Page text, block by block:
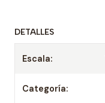
DETALLES
Escala:
Categoría: